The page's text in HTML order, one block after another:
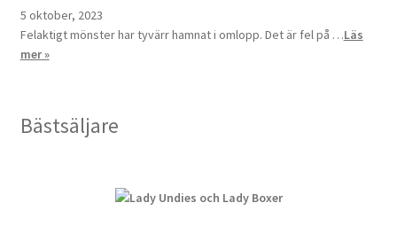
5 oktober, 2023
Felaktigt mönster har tyvärr hamnat i omlopp. Det är fel på …Läs
mer »
Bästsäljare